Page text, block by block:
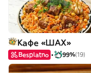
Кафе «ШАХ»
Besplatno 99%(19)